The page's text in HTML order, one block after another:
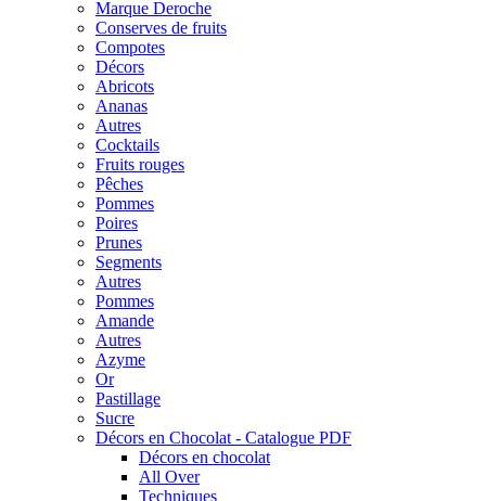
Marque Deroche
Conserves de fruits
Compotes
Décors
Abricots
Ananas
Autres
Cocktails
Fruits rouges
Pêches
Pommes
Poires
Prunes
Segments
Autres
Pommes
Amande
Autres
Azyme
Or
Pastillage
Sucre
Décors en Chocolat - Catalogue PDF
Décors en chocolat
All Over
Techniques